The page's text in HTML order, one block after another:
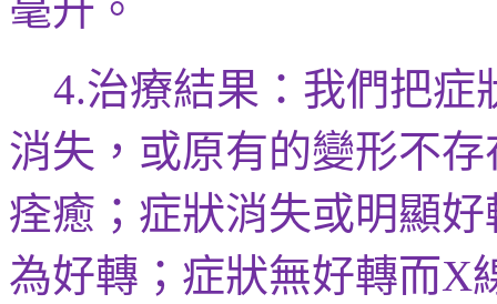
4.治療結果：我們把症
消失，或原有的變形不
痊癒；症狀消失或明顯
為好轉；症狀無好轉而X